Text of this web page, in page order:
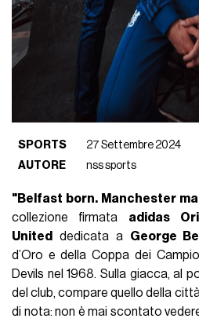
SPORTS
27 Settembre 2024
AUTORE
nss sports
"Belfast born. Manchester
collezione firmata adidas
United
dedicata a George
d’Oro e della Coppa dei
Devils nel 1968. Sulla giacca, al
del club, compare quello della
di nota: non è mai scontato